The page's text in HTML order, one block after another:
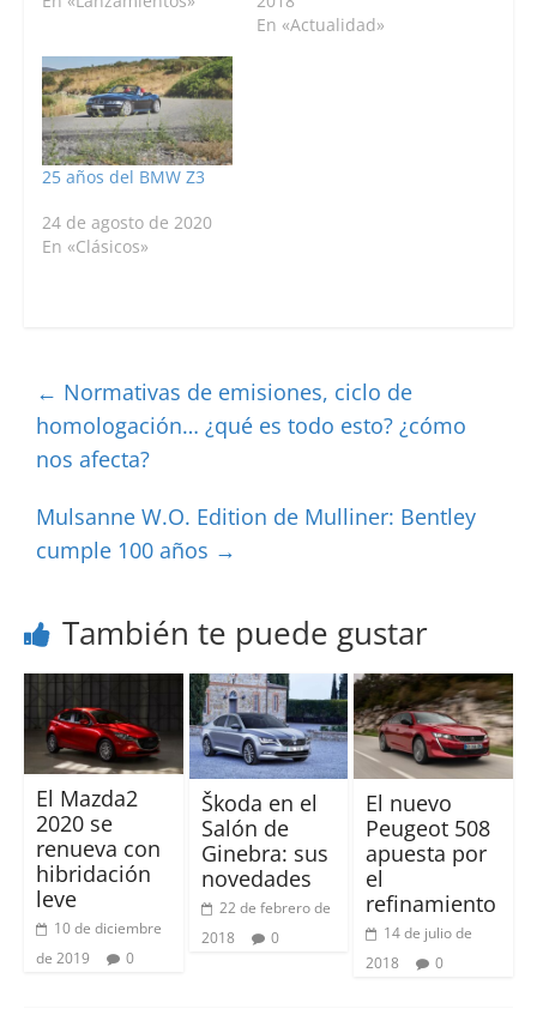
En «Actualidad»
25 años del BMW Z3
24 de agosto de 2020
En «Clásicos»
← Normativas de emisiones, ciclo de
homologación… ¿qué es todo esto? ¿cómo
nos afecta?
Mulsanne W.O. Edition de Mulliner: Bentley
cumple 100 años →
También te puede gustar
El Mazda2
2020 se
renueva con
hibridación
leve
10 de diciembre
de 2019
0
Škoda en el
Salón de
Ginebra: sus
novedades
22 de febrero de
2018
0
El nuevo
Peugeot 508
apuesta por
el
refinamiento
14 de julio de
2018
0